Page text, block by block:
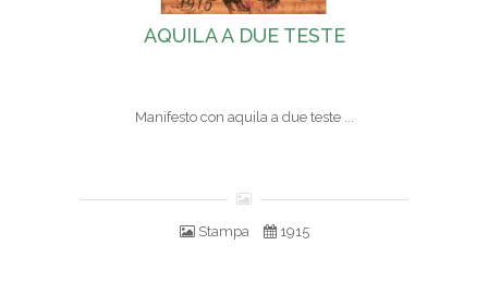
AQUILA A DUE TESTE
Manifesto con aquila a due teste ...
Stampa 1915